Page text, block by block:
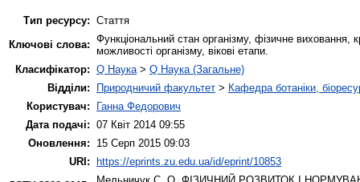
Тип ресурсу: Стаття
Ключові слова: Функціональний стан організму, фізичне виховання,
можливості організму, вікові етапи.
Класифікатор: Q Наука > Q Наука (Загальне)
Відділи:
Природничий факультет > Кафедра ботаніки,
Користувач:
Ганна Федорович
Дата подачі: 07 Квіт 2014 09:55
Оновлення:
15 Серп 2015 09:03
URI: https://eprints.zu.edu.ua/id/eprint/10853